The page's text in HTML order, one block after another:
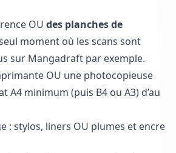
OU des planches de
seul moment où les scans sont
sur Mangadraft par exemple.
OU une photocopieuse
A4 minimum (puis B4 ou A3) d’au
: stylos, liners OU plumes et encre